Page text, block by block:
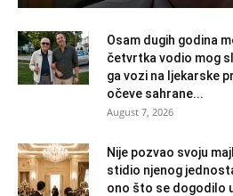
Osam dugih godina
četvrtka vodio mog
ga vozi na ljekarske
očeve sahrane...
August 7, 2026
Nije pozvao svoju
stidio njenog
ono što se dogodilo